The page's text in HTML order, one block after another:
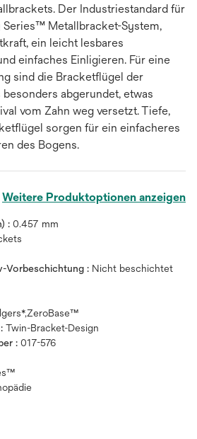
Der Industriestandard für
Series™ Metallbracket-System,
ein leicht lesbares
einfaches Einligieren. Für eine
sind die Bracketflügel der
abgerundet, etwas
vom Zahn weg versetzt. Tiefe,
sorgen für ein einfacheres
des Bogens.
Weitere Produktoptionen anzeigen
: 0.457 mm
Vorbeschichtung : Nicht beschichtet
Twin-Bracket-Design
: 017-576